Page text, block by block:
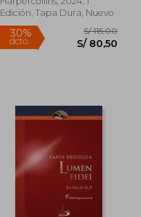
Edición, Tapa Dura, Nuevo
30%
dcto.
Rápido